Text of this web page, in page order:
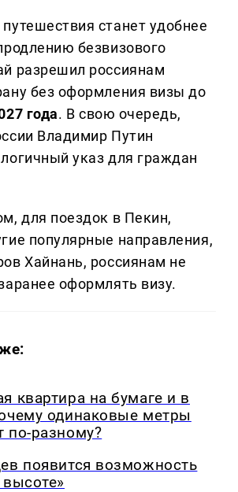
станет удобнее
безвизового
разрешил россиянам
без оформления визы до
года. В свою очередь,
Владимир Путин
указ для граждан
для поездок в Пекин,
популярные направления,
Хайнань, россиянам не
оформлять визу.
квартира на бумаге и в
одинаковые метры
по-разному?
появится возможность